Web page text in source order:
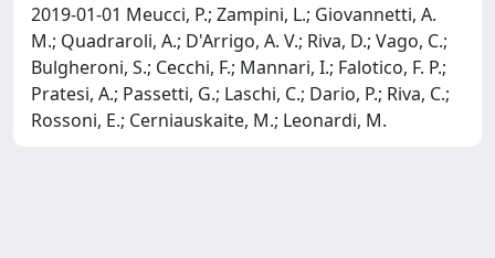
2019-01-01 Meucci, P.; Zampini, L.; Giovannetti, A.
M.; Quadraroli, A.; D'Arrigo, A. V.; Riva, D.; Vago, C.;
Bulgheroni, S.; Cecchi, F.; Mannari, I.; Falotico, F. P.;
Pratesi, A.; Passetti, G.; Laschi, C.; Dario, P.; Riva, C.;
Rossoni, E.; Cerniauskaite, M.; Leonardi, M.